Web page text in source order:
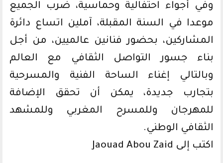
وفي أجواء احتفالية وحماسية، ضرب الجميع
موعدا في السنة المقبلة، آملين اتساع دائرة
المشاركين، بحضور فنانين عالميين، من أجل
بناء جسور التواصل الثقافي مع العالم
وبالتالي إغناء الساحة الفنية والمسرحية
بتجارب جديدة، يمكن أن تحقق الإضافة
للمهرجان وللمسرح المغربي وللمشهد
الثقافي الوطني.
اكتب إلى Jaouad Abou Zaid